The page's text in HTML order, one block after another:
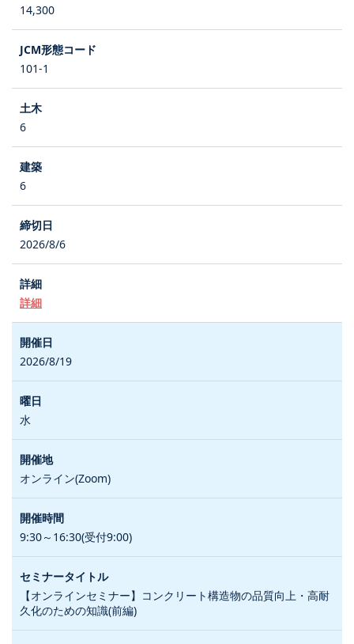
14,300
101-1
6
6
2026/8/6
詳細
2026/8/19
水
オンライン(Zoom)
9:30～16:30(受付9:00)
【オンラインセミナー】コンクリート構造物の品質向上・高耐
久化のための知識(前編)